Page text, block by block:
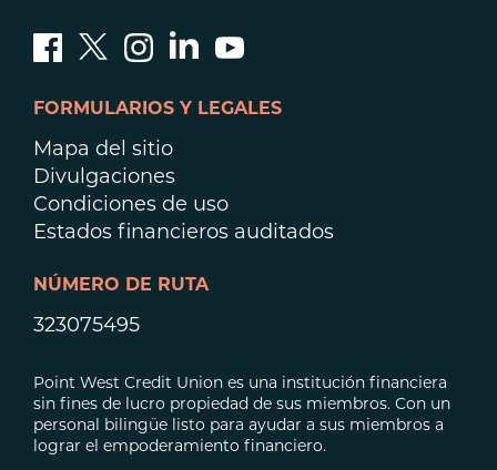
FORMULARIOS Y LEGALES
Mapa del sitio
Divulgaciones
Condiciones de uso
Estados financieros auditados
NÚMERO DE RUTA
323075495
Point West Credit Union es una institución financiera
sin fines de lucro propiedad de sus miembros. Con un
personal bilingüe listo para ayudar a sus miembros a
lograr el empoderamiento financiero.